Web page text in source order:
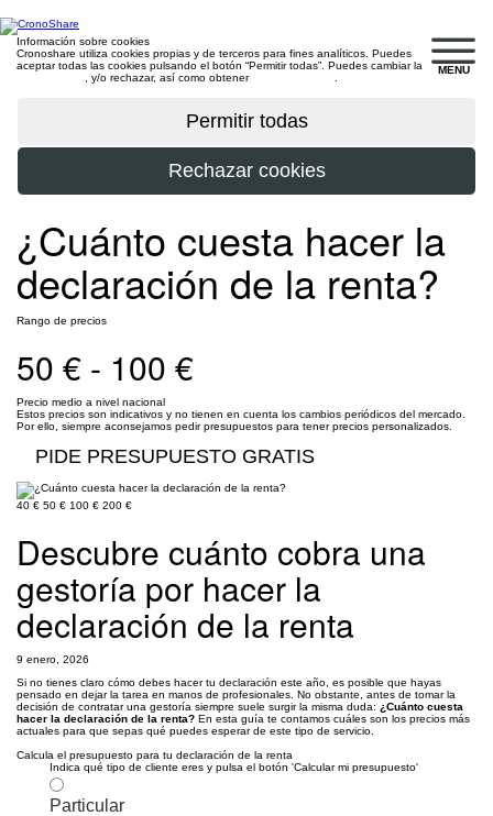
MENU
Información sobre cookies
Cronoshare utiliza cookies propias y de terceros para fines analíticos. Puedes
aceptar todas las cookies pulsando el botón “Permitir todas”. Puedes cambiar la
, y/o rechazar, así como obtener
¿Cuánto cuesta hacer la
declaración de la renta?
Rango de precios
50 € - 100 €
Precio medio a nivel nacional
Estos precios son indicativos y no tienen en cuenta los cambios periódicos del mercado.
Por ello, siempre aconsejamos pedir presupuestos para tener precios personalizados.
PIDE PRESUPUESTO GRATIS
40 € 50 € 100 € 200 €
Descubre cuánto cobra una
gestoría por hacer la
declaración de la renta
9 enero, 2026
Si no tienes claro cómo debes hacer tu declaración este año, es posible que hayas
pensado en dejar la tarea en manos de profesionales. No obstante, antes de tomar la
decisión de contratar una gestoría siempre suele surgir la misma duda: ¿Cuánto cuesta
hacer la declaración de la renta? En esta guía te contamos cuáles son los precios más
actuales para que sepas qué puedes esperar de este tipo de servicio.
Calcula el presupuesto para tu declaración de la renta
Indica qué tipo de cliente eres y pulsa el botón 'Calcular mi presupuesto'
Particular